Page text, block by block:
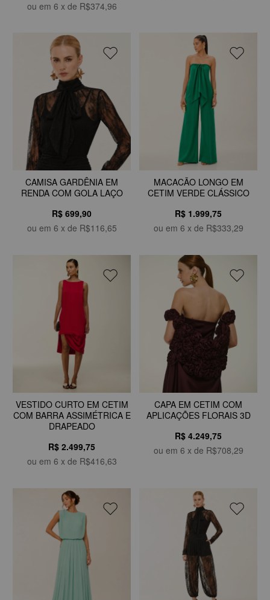
ou em 6 x de R$374,96
CAMISA GARDÊNIA EM
RENDA COM GOLA LAÇO
R$ 699,90
ou em 6 x de R$116,65
MACACÃO LONGO EM
CETIM VERDE CLÁSSICO
R$ 1.999,75
ou em 6 x de R$333,29
VESTIDO CURTO EM CETIM
COM BARRA ASSIMÉTRICA E
DRAPEADO
R$ 2.499,75
ou em 6 x de R$416,63
CAPA EM CETIM COM
APLICAÇÕES FLORAIS 3D
R$ 4.249,75
ou em 6 x de R$708,29